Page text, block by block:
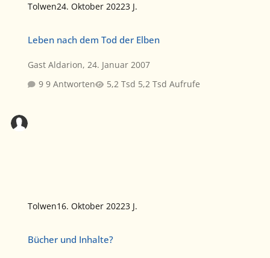
Tolwen24. Oktober 20223 J.
Leben nach dem Tod der Elben
Gast Aldarion,24. Januar 2007
9 Antworten
5,2 Tsd Aufrufe
Tolwen16. Oktober 20223 J.
Bücher und Inhalte?